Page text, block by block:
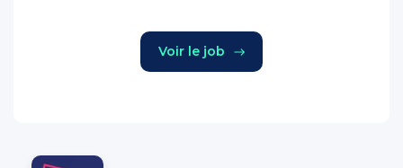
Voir le job